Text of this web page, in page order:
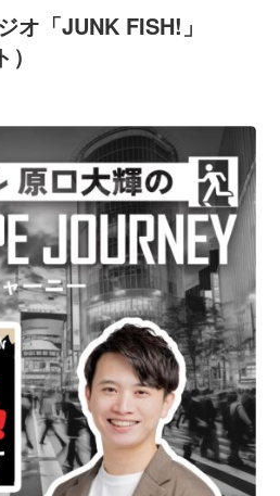
オ「JUNK FISH!」